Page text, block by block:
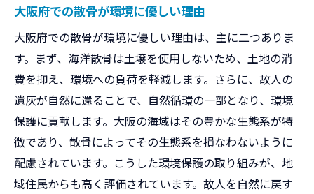
大阪府での散骨が環境に優しい理由
大阪府での散骨が環境に優しい理由は、主に二つありま
す。まず、海洋散骨は土壌を使用しないため、土地の消
費を抑え、環境への負荷を軽減します。さらに、故人の
遺灰が自然に還ることで、自然循環の一部となり、環境
保護に貢献します。大阪の海域はその豊かな生態系が特
徴であり、散骨によってその生態系を損なわないように
配慮されています。こうした環境保護の取り組みが、地
域住民からも高く評価されています。故人を自然に戻す